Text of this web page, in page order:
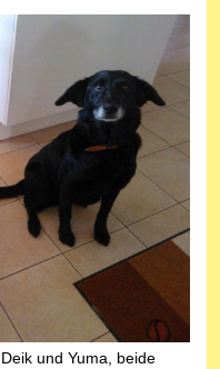
und Yuma, beide